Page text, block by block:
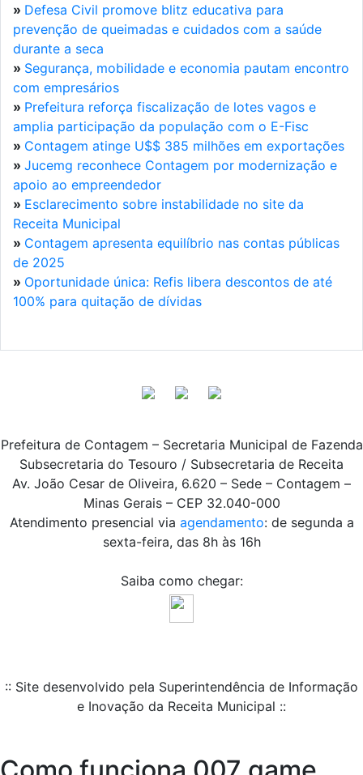
» Defesa Civil promove blitz educativa para
prevenção de queimadas e cuidados com a saúde
durante a seca
» Segurança, mobilidade e economia pautam encontro
com empresários
» Prefeitura reforça fiscalização de lotes vagos e
amplia participação da população com o E-Fisc
» Contagem atinge U$$ 385 milhões em exportações
» Jucemg reconhece Contagem por modernização e
apoio ao empreendedor
» Esclarecimento sobre instabilidade no site da
Receita Municipal
» Contagem apresenta equilíbrio nas contas públicas
de 2025
» Oportunidade única: Refis libera descontos de até
100% para quitação de dívidas
Prefeitura de Contagem – Secretaria Municipal de Fazenda
Subsecretaria do Tesouro / Subsecretaria de Receita
Av. João Cesar de Oliveira, 6.620 – Sede – Contagem –
Minas Gerais – CEP 32.040-000
Atendimento presencial via agendamento: de segunda a
sexta-feira, das 8h às 16h
Saiba como chegar:
:: Site desenvolvido pela Superintendência de Informação
e Inovação da Receita Municipal ::